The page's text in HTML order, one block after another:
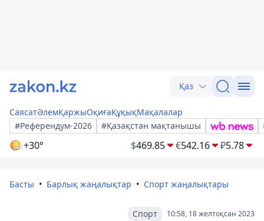
Қаз
СаясатӘлемҚаржыОқиғаҚұқықМақалалар
#Референдум-2026
#Қазақстан мақтанышы
+30° $469.85 €542.16 ₽5.78
Басты Барлық жаңалықтар Спорт жаңалықтары
10:58, 18 желтоқсан 2023
Спорт